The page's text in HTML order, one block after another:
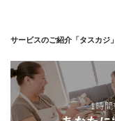
サービスのご紹介「タスカジ」